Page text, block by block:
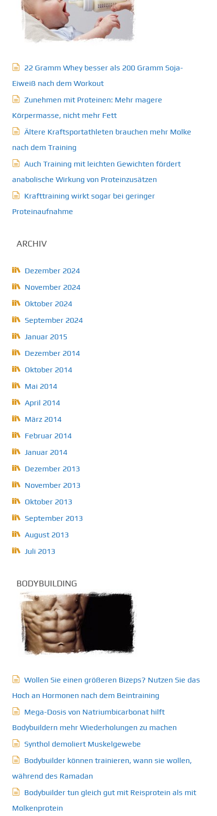
22 Gramm Whey besser als 200 Gramm Soja-
Eiweiß nach dem Workout
Zunehmen mit Proteinen: Mehr magere
Körpermasse, nicht mehr Fett
Ältere Kraftsportathleten brauchen mehr Molke
nach dem Training
Auch Training mit leichten Gewichten fördert
anabolische Wirkung von Proteinzusätzen
Krafttraining wirkt sogar bei geringer
Proteinaufnahme
ARCHIV
Dezember 2024
November 2024
Oktober 2024
September 2024
Januar 2015
Dezember 2014
Oktober 2014
Mai 2014
April 2014
März 2014
Februar 2014
Januar 2014
Dezember 2013
November 2013
Oktober 2013
September 2013
August 2013
Juli 2013
BODYBUILDING
Wollen Sie einen größeren Bizeps? Nutzen Sie das
Hoch an Hormonen nach dem Beintraining
Mega-Dosis von Natriumbicarbonat hilft
Bodybuildern mehr Wiederholungen zu machen
Synthol demoliert Muskelgewebe
Bodybuilder können trainieren, wann sie wollen,
während des Ramadan
Bodybuilder tun gleich gut mit Reisprotein als mit
Molkenprotein